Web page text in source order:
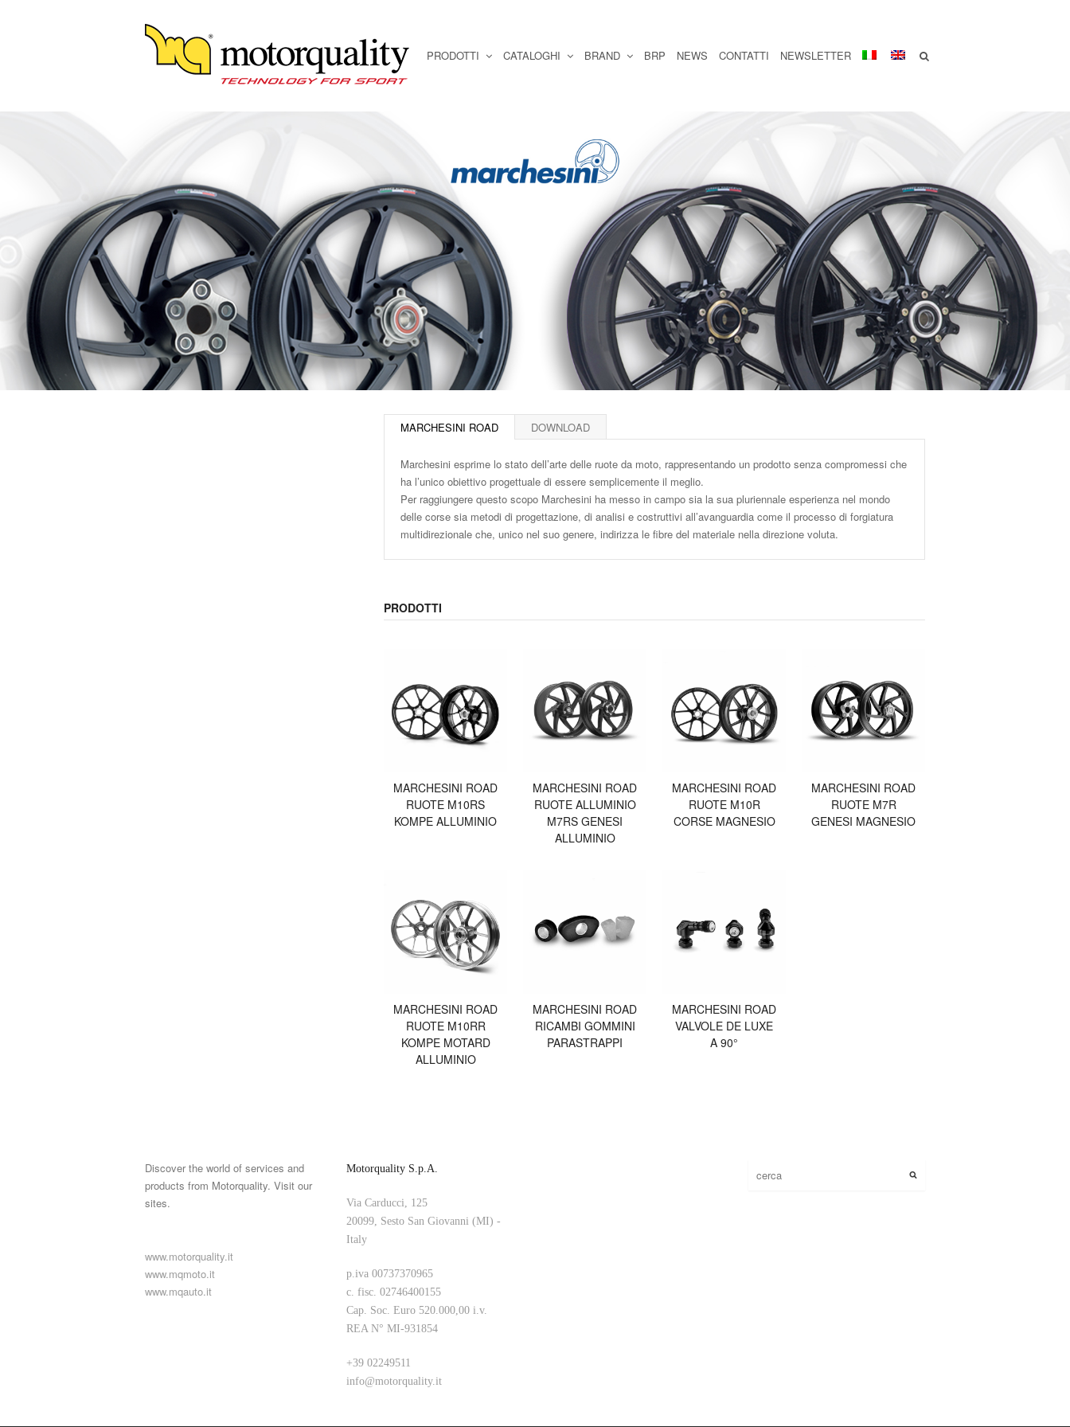
PRODOTTI CATALOGHI BRAND BRP NEWS CONTATTI NEWSLETTER
MARCHESINI ROAD DOWNLOAD
Marchesini esprime lo stato dell’arte delle ruote da moto, rappresentando un prodotto senza compromessi che
ha l’unico obiettivo progettuale di essere semplicemente il meglio.
Per raggiungere questo scopo Marchesini ha messo in campo sia la sua pluriennale esperienza nel mondo
delle corse sia metodi di progettazione, di analisi e costruttivi all’avanguardia come il processo di forgiatura
multidirezionale che, unico nel suo genere, indirizza le fibre del materiale nella direzione voluta.
PRODOTTI
MARCHESINI ROAD
RUOTE M10RS
KOMPE ALLUMINIO
MARCHESINI ROAD
RUOTE ALLUMINIO
M7RS GENESI
ALLUMINIO
MARCHESINI ROAD
RUOTE M10R
CORSE MAGNESIO
MARCHESINI ROAD
RUOTE M7R
GENESI MAGNESIO
MARCHESINI ROAD
RUOTE M10RR
KOMPE MOTARD
ALLUMINIO
MARCHESINI ROAD
RICAMBI GOMMINI
PARASTRAPPI
MARCHESINI ROAD
VALVOLE DE LUXE
A 90°
Discover the world of services and
products from Motorquality. Visit our
sites.
www.motorquality.it
www.mqmoto.it
www.mqauto.it
Motorquality S.p.A.
Via Carducci, 125
20099, Sesto San Giovanni (MI) -
Italy
p.iva 00737370965
c. fisc. 02746400155
Cap. Soc. Euro 520.000,00 i.v.
REA N° MI-931854
+39 02249511
info@motorquality.it